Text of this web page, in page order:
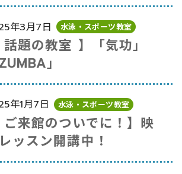
話題の教室 】「気功」
ZUMBA」
年3月7日 水泳・スポーツ教室
ご来館のついでに！】映
ッスン開講中！
年1月7日 水泳・スポーツ教室